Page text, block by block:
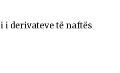
i derivateve të naftës